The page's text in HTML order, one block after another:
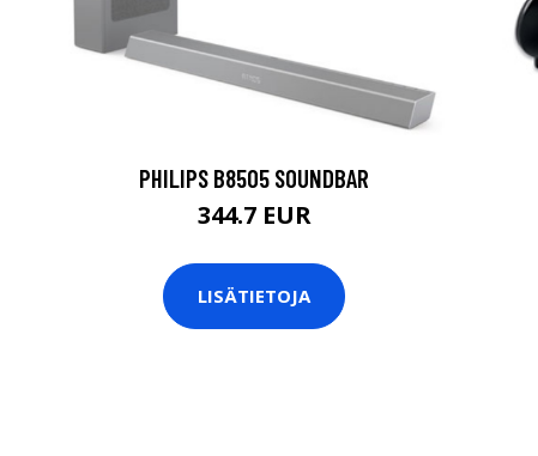
PHILIPS B8505 SOUNDBAR
344.7 EUR
LISÄTIETOJA